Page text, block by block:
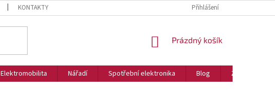
KONTAKTY Přihlášení
NÁKUPNÍ
Prázdný košík
Elektromobilita Nářadí Spotřební elektronika Blog Značky